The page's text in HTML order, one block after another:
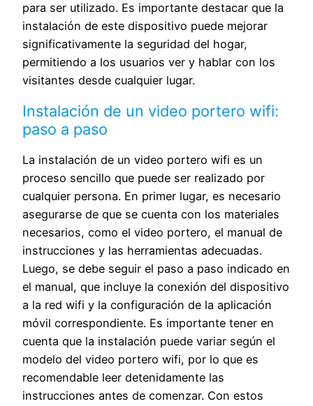
para ser utilizado. Es importante destacar que la
instalación de este dispositivo puede mejorar
significativamente la seguridad del hogar,
permitiendo a los usuarios ver y hablar con los
visitantes desde cualquier lugar.
Instalación de un video portero wifi:
paso a paso
La instalación de un video portero wifi es un
proceso sencillo que puede ser realizado por
cualquier persona. En primer lugar, es necesario
asegurarse de que se cuenta con los materiales
necesarios, como el video portero, el manual de
instrucciones y las herramientas adecuadas.
Luego, se debe seguir el paso a paso indicado en
el manual, que incluye la conexión del dispositivo
a la red wifi y la configuración de la aplicación
móvil correspondiente. Es importante tener en
cuenta que la instalación puede variar según el
modelo del video portero wifi, por lo que es
recomendable leer detenidamente las
instrucciones antes de comenzar. Con estos